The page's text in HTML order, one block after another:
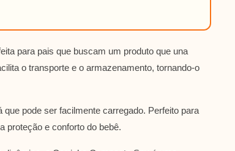
para pais que buscam um produto que una
o transporte e o armazenamento, tornando-o
pode ser facilmente carregado. Perfeito para
proteção e conforto do bebê.